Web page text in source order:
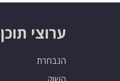
ערוצי תוכן
הנבחרת